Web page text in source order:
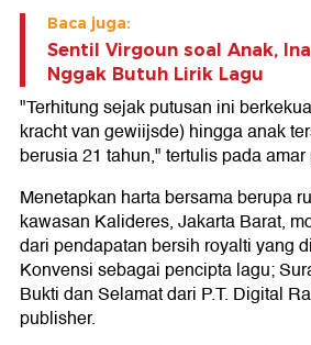
Baca juga:
Sentil Virgoun soal Anak,
Nggak Butuh Lirik Lagu
"Terhitung sejak putusan ini
kracht van gewiijsde) hingga anak
berusia 21 tahun," tertulis pada amar
Menetapkan harta bersama berupa
kawasan Kalideres, Jakarta Barat,
dari pendapatan bersih royalti yang
Konvensi sebagai pencipta lagu;
Bukti dan Selamat dari P.T. Digital
publisher.